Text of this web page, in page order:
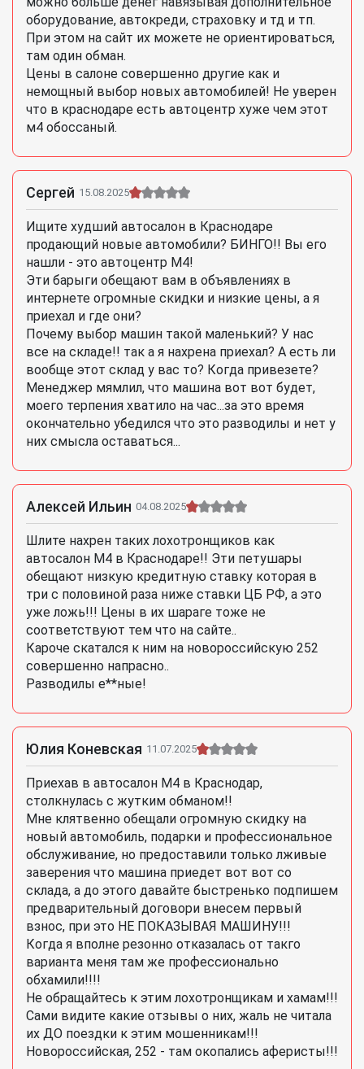
оборудование, автокреди, страховку и тд и тп.
При этом на сайт их можете не ориентироваться,
там один обман.
Цены в салоне совершенно другие как и
немощный выбор новых автомобилей! Не уверен
что в краснодаре есть автоцентр хуже чем этот
м4 обоссаный.
Сергей 15.08.2025
Ищите худший автосалон в Краснодаре
продающий новые автомобили? БИНГО!! Вы его
нашли - это автоцентр М4!
Эти барыги обещают вам в объявлениях в
интернете огромные скидки и низкие цены, а я
приехал и где они?
Почему выбор машин такой маленький? У нас
все на складе!! так а я нахрена приехал? А есть ли
вообще этот склад у вас то? Когда привезете?
Менеджер мямлил, что машина вот вот будет,
моего терпения хватило на час...за это время
окончательно убедился что это разводилы и нет у
них смысла оставаться...
Алексей Ильин 04.08.2025
Шлите нахрен таких лохотронщиков как
автосалон М4 в Краснодаре!! Эти петушары
обещают низкую кредитную ставку которая в
три с половиной раза ниже ставки ЦБ РФ, а это
уже ложь!!! Цены в их шараге тоже не
соответствуют тем что на сайте..
Кароче скатался к ним на новороссийскую 252
совершенно напрасно..
Разводилы е**ные!
Юлия Коневская 11.07.2025
Приехав в автосалон М4 в Краснодар,
столкнулась с жутким обманом!!
Мне клятвенно обещали огромную скидку на
новый автомобиль, подарки и профессиональное
обслуживание, но предоставили только лживые
заверения что машина приедет вот вот со
склада, а до этого давайте быстренько подпишем
предварительный договори внесем первый
взнос, при это НЕ ПОКАЗЫВАЯ МАШИНУ!!!
Когда я вполне резонно отказалась от такго
варианта меня там же профессионально
обхамили!!!!
Не обращайтесь к этим лохотронщикам и хамам!!!
Сами видите какие отзывы о них, жаль не читала
их ДО поездки к этим мошенникам!!!
Новороссийская, 252 - там окопались аферисты!!!